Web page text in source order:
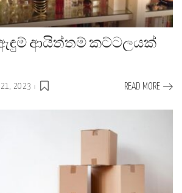
ආයිත්තම් කට්ටලයක්
2023 READ MORE